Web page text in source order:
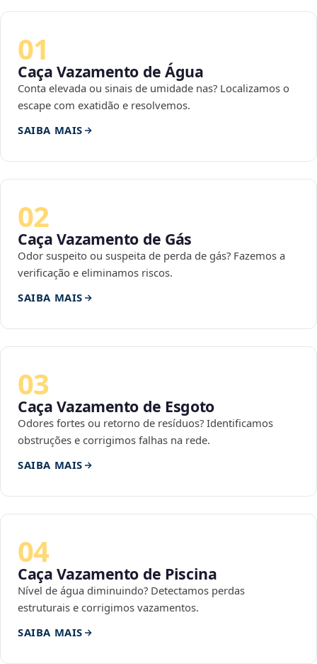
01
Caça Vazamento de Água
Conta elevada ou sinais de umidade nas? Localizamos o
escape com exatidão e resolvemos.
SAIBA MAIS
02
Caça Vazamento de Gás
Odor suspeito ou suspeita de perda de gás? Fazemos a
verificação e eliminamos riscos.
SAIBA MAIS
03
Caça Vazamento de Esgoto
Odores fortes ou retorno de resíduos? Identificamos
obstruções e corrigimos falhas na rede.
SAIBA MAIS
04
Caça Vazamento de Piscina
Nível de água diminuindo? Detectamos perdas
estruturais e corrigimos vazamentos.
SAIBA MAIS